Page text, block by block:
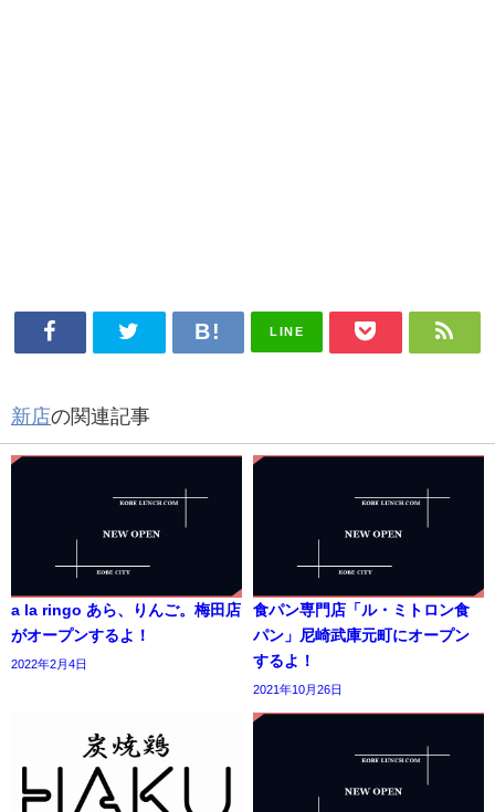
LINE
新店の関連記事
a la ringo あら、りんご。梅田店
がオープンするよ！
2022年2月4日
食パン専門店「ル・ミトロン食
パン」尼崎武庫元町にオープン
するよ！
2021年10月26日